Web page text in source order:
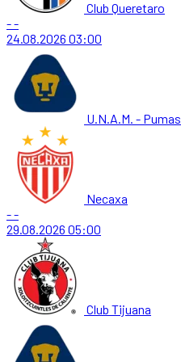
Club Queretaro
--
24.08.2026 03:00
U.N.A.M. - Pumas
Necaxa
--
29.08.2026 05:00
Club Tijuana